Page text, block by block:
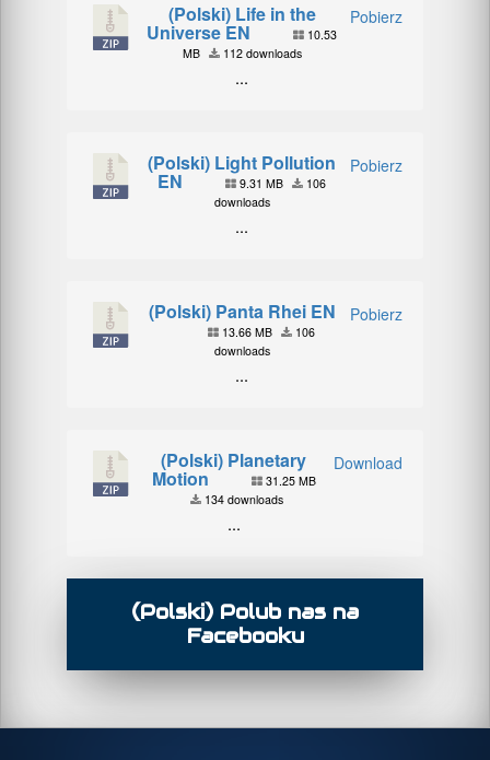
Pobierz
(Polski) Life in the
Universe EN
10.53
MB
112 downloads
...
Pobierz
(Polski) Light Pollution
EN 9.31 MB
106
downloads
...
Pobierz
(Polski) Panta Rhei EN
13.66 MB
106
downloads
...
Download
(Polski) Planetary
Motion
31.25 MB
134 downloads
...
(Polski) Polub nas na
Facebooku